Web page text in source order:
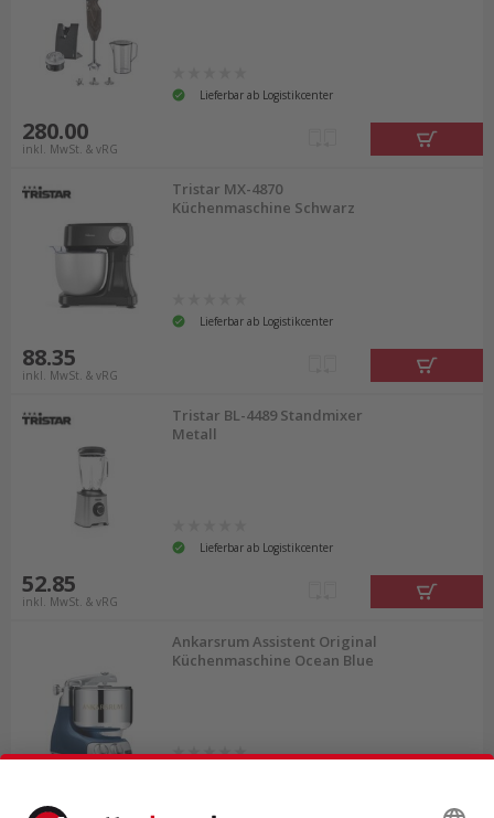
Lieferbar ab Logistikcenter
280.00
inkl. MwSt. & vRG
Tristar MX-4870
Küchenmaschine Schwarz
Lieferbar ab Logistikcenter
88.35
inkl. MwSt. & vRG
Tristar BL-4489 Standmixer
Metall
Lieferbar ab Logistikcenter
52.85
inkl. MwSt. & vRG
Ankarsrum Assistent Original
Küchenmaschine Ocean Blue
749.00